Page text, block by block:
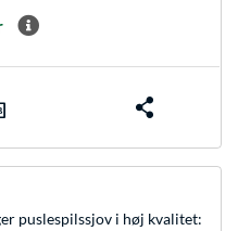
puslespilssjov i høj kvalitet: